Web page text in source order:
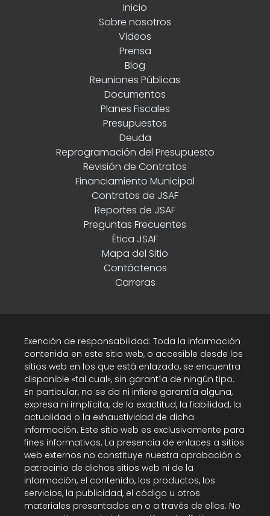
Inicio
Sobre nosotros
Videos
Prensa
Blog
Reuniones Públicas
Documentos
Planes Fiscales
Presupuestos
Deuda
Reprogramación del Presupuesto
Revisión de Contratos
Financiamiento Municipal
Contratos de JSAF
Reportes de JSAF
Preguntas Frecuentes
Ética JSAF
Mapa del Sitio
Contáctenos
Carreras
Exención de responsabilidad: Toda la información
contenida en este sitio web, o accesible desde los
sitios web en los que está enlazado, se encuentra
disponible «tal cual», sin garantía de ningún tipo.
En particular, no se da ni infiere garantía alguna,
expresa ni implícita, de la exactitud, la fiabilidad, la
actualidad o la exhaustividad de dicha
información. Este sitio web es exclusivamente para
fines informativos. La presencia de enlaces a sitios
web externos no constituye nuestra aprobación o
patrocinio de dichos sitios web ni de la
información, el contenido, los productos, los
servicios, la publicidad, el código u otros
materiales presentados en o a través de ellos. No